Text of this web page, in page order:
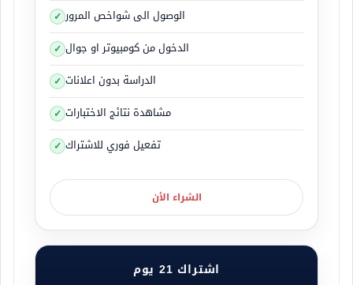
الوصول الى شواخص المرور
الدخول من كومبيوتر او جوال
الدراسة بدون اعلانات
مشاهدة نتائج الاختبارات
تفعيل فوري للاشتراك
الشراء الأن
اشتراك 21 يوم